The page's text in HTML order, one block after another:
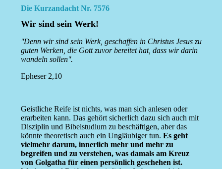
Die Kurzandacht Nr. 7576
Wir sind sein Werk!
''Denn wir sind sein Werk, geschaffen in Christus Jesus zu
guten Werken, die Gott zuvor bereitet hat, dass wir darin
wandeln sollen''.
Epheser 2,10
Geistliche Reife ist nichts, was man sich anlesen oder
erarbeiten kann. Das gehört sicherlich dazu sich auch mit
Disziplin und Bibelstudium zu beschäftigen, aber das
könnte theoretisch auch ein Ungläubiger tun. Es geht
vielmehr darum, innerlich mehr und mehr zu
begreifen und zu verstehen, was damals am Kreuz
von Golgatha für einen persönlich geschehen ist.